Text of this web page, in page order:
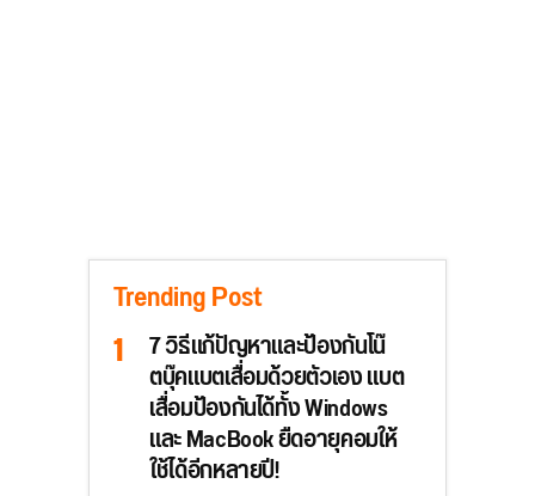
Trending Post
7 วิธีแก้ปัญหาและป้องกันโน๊
ตบุ๊คแบตเสื่อมด้วยตัวเอง แบต
เสื่อมป้องกันได้ทั้ง Windows
และ MacBook ยืดอายุคอมให้
ใช้ได้อีกหลายปี!